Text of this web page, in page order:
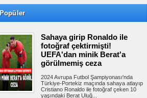
gençlere yönelik projeler
ÜMRANİYE Belediyesi, gençlerin üniversite
hayallerini gerçeğe dönüştürmek ve...
ABD, İran Devrim Muhafızları
bağlantılı Irak'a ait hava yolu şirketini yaptırım
Popüler
Sahaya girip Ronaldo ile
fotoğraf çektirmişti!
UEFA'dan minik Berat'a
görülmemiş ceza
2024 Avrupa Futbol Şampiyonası'nda
Türkiye-Portekiz maçında sahaya atlayıp
Cristiano Ronaldo ile fotoğraf çeken 10
yaşındaki Berat Uluğ...